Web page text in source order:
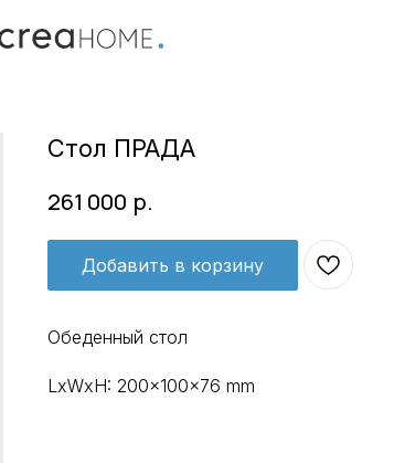
Стол ПРАДА
261 000 р.
Добавить в корзину
Обеденный стол
LxWxH: 200x100x76 mm